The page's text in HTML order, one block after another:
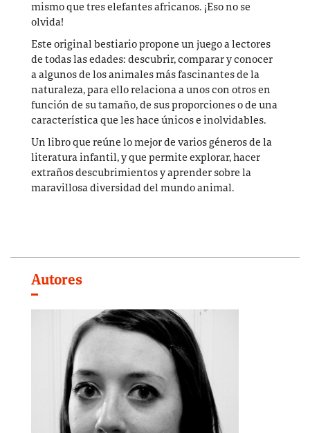
mismo que tres elefantes africanos. ¡Eso no se
olvida!
Este original bestiario propone un juego a lectores
de todas las edades: descubrir, comparar y conocer
a algunos de los animales más fascinantes de la
naturaleza, para ello relaciona a unos con otros en
función de su tamaño, de sus proporciones o de una
característica que les hace únicos e inolvidables.
Un libro que reúne lo mejor de varios géneros de la
literatura infantil, y que permite explorar, hacer
extraños descubrimientos y aprender sobre la
maravillosa diversidad del mundo animal.
Autores